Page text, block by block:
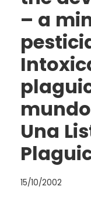
– a
Una
15/10/2002